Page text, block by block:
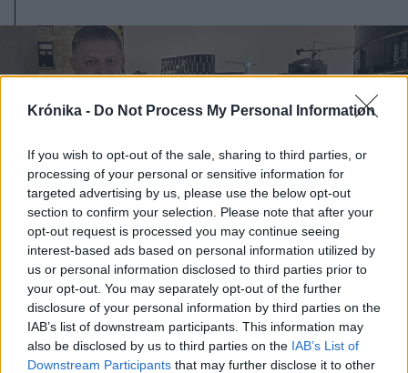
Krónika - Do Not Process My Personal Information
If you wish to opt-out of the sale, sharing to third parties, or
processing of your personal or sensitive information for
targeted advertising by us, please use the below opt-out
section to confirm your selection. Please note that after your
opt-out request is processed you may continue seeing
interest-based ads based on personal information utilized by
us or personal information disclosed to third parties prior to
your opt-out. You may separately opt-out of the further
disclosure of your personal information by third parties on the
IAB’s list of downstream participants. This information may
also be disclosed by us to third parties on the IAB’s List of
Downstream Participants that may further disclose it to other
2024. július 04., csütörtök
Terrortámadássá minősítették át a